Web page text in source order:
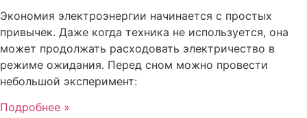
Экономия электроэнергии начинается с простых
привычек. Даже когда техника не используется, она
может продолжать расходовать электричество в
режиме ожидания. Перед сном можно провести
небольшой эксперимент:
Подробнее »